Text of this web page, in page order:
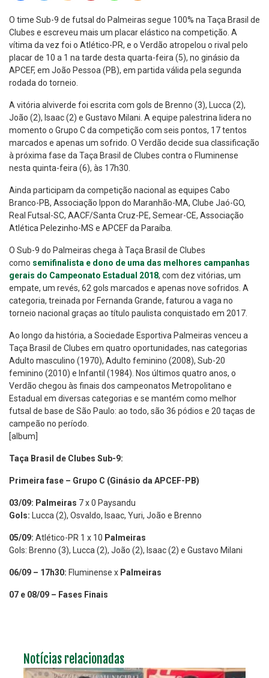
O time Sub-9 de futsal do Palmeiras segue 100% na Taça Brasil de
Clubes e escreveu mais um placar elástico na competição. A
vítima da vez foi o Atlético-PR, e o Verdão atropelou o rival pelo
placar de 10 a 1 na tarde desta quarta-feira (5), no ginásio da
APCEF, em João Pessoa (PB), em partida válida pela segunda
rodada do torneio.
A vitória alviverde foi escrita com gols de Brenno (3), Lucca (2),
João (2), Isaac (2) e Gustavo Milani. A equipe palestrina lidera no
momento o Grupo C da competição com seis pontos, 17 tentos
marcados e apenas um sofrido. O Verdão decide sua classificação
à próxima fase da Taça Brasil de Clubes contra o Fluminense
nesta quinta-feira (6), às 17h30.
Ainda participam da competição nacional as equipes Cabo
Branco-PB, Associação Ippon do Maranhão-MA, Clube Jaó-GO,
Real Futsal-SC, AACF/Santa Cruz-PE, Semear-CE, Associação
Atlética Pelezinho-MS e APCEF da Paraíba.
O Sub-9 do Palmeiras chega à Taça Brasil de Clubes
como semifinalista e dono de uma das melhores campanhas
gerais do Campeonato Estadual 2018, com dez vitórias, um
empate, um revés, 62 gols marcados e apenas nove sofridos. A
categoria, treinada por Fernanda Grande, faturou a vaga no
torneio nacional graças ao título paulista conquistado em 2017.
Ao longo da história, a Sociedade Esportiva Palmeiras venceu a
Taça Brasil de Clubes em quatro oportunidades, nas categorias
Adulto masculino (1970), Adulto feminino (2008), Sub-20
feminino (2010) e Infantil (1984). Nos últimos quatro anos, o
Verdão chegou às finais dos campeonatos Metropolitano e
Estadual em diversas categorias e se mantém como melhor
futsal de base de São Paulo: ao todo, são 36 pódios e 20 taças de
campeão no período.
[album]
Taça Brasil de Clubes Sub-9:
Primeira fase – Grupo C (Ginásio da APCEF-PB)
03/09: Palmeiras 7 x 0 Paysandu
Gols: Lucca (2), Osvaldo, Isaac, Yuri, João e Brenno
05/09: Atlético-PR 1 x 10 Palmeiras
Gols: Brenno (3), Lucca (2), João (2), Isaac (2) e Gustavo Milani
06/09 – 17h30: Fluminense x Palmeiras
07 e 08/09 – Fases Finais
Notícias relacionadas